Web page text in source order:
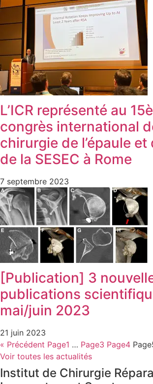
L’ICR représenté au
congrès international
chirurgie de l’épaule
de la SESEC à Rome
7 septembre 2023
[Publication] 3
publications
mai/juin 2023
21 juin 2023
« Précédent Page1 … Page3 Page4 Page
Voir toutes les actualités
Institut de Chirurgie